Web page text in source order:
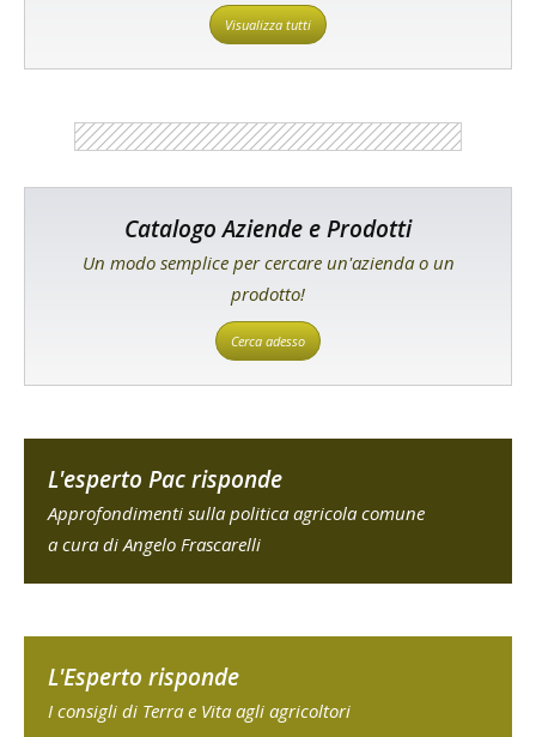
Visualizza tutti
Catalogo Aziende e Prodotti
Un modo semplice per cercare un'azienda o un
prodotto!
Cerca adesso
L'esperto Pac risponde
Approfondimenti sulla politica agricola comune
a cura di Angelo Frascarelli
L'Esperto risponde
I consigli di Terra e Vita agli agricoltori